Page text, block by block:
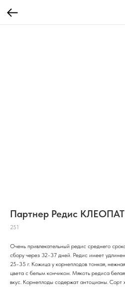
Партнер Редис
251
Очень привлекательный редис среднего
сбору через 32-37 дней. Редис имеет
25-35 г. Кожица у корнеплодов тонкая,
цвета с белым кончиком. Мякоть редиса
вкус. Корнеплоды содержат антоцианы. Сорт